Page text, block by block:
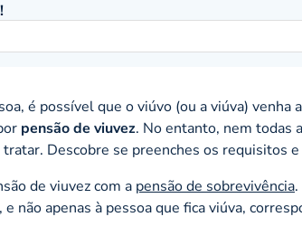
é possível que o viúvo (ou a viúva)
pensão de viuvez. No entanto, nem todas
Descobre se preenches os requisitos
de viuvez com a pensão de sobrevivência
não apenas à pessoa que fica viúva,